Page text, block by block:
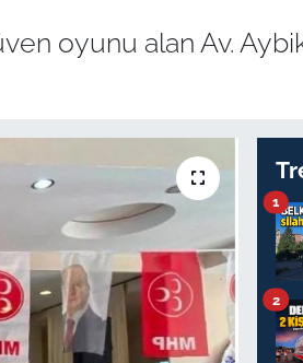
oyunu alan Av.
1
2